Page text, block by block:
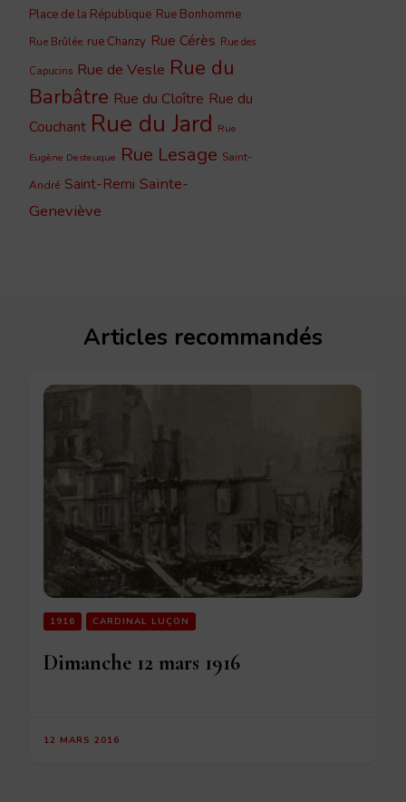
Place de la République Rue Bonhomme
Rue Brûlée rue Chanzy Rue Cérès Rue des
Capucins Rue de Vesle Rue du
Barbâtre Rue du Cloître Rue du
Couchant Rue du Jard Rue
Eugène Desteuque Rue Lesage Saint-
André Saint-Remi Sainte-
Geneviève
Articles recommandés
1916 CARDINAL LUÇON
Dimanche 12 mars 1916
12 MARS 2016